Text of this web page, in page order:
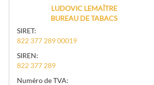
LUDOVIC LEMAÎTRE
BUREAU DE TABACS
SIRET:
822 377 289 00019
SIREN:
822 377 289
Numéro de TVA: